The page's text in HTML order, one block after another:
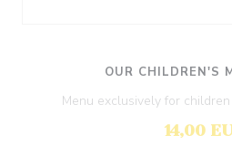
OUR CHILDREN'S
Menu exclusively for
14,00